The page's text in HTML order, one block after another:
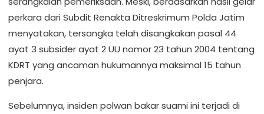
perkara dari Subdit Renakta Ditreskrimum Polda Jatim
menyatakan, tersangka telah disangkakan pasal 44
ayat 3 subsider ayat 2 UU nomor 23 tahun 2004 tentang
KDRT yang ancaman hukumannya maksimal 15 tahun
penjara.
Sebelumnya, insiden polwan bakar suami ini terjadi di